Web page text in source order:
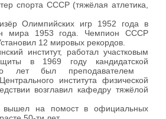
спорта СССР (тяжёлая атлетика,
Олимпийских игр 1952 года в
мира 1953 года. Чемпион СССР
12 мировых рекордов.
институт, работал участковым
в 1969 году кандидатской
лет был преподавателем
института физической
возглавил кафедру тяжёлой
на помост в официальных